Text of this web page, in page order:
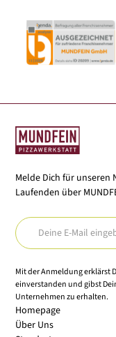
Melde Dich für
Laufenden über
Mit der Anmeldung erklärst
einverstanden und gibst
Unternehmen zu erhalten.
Homepage
Über Uns